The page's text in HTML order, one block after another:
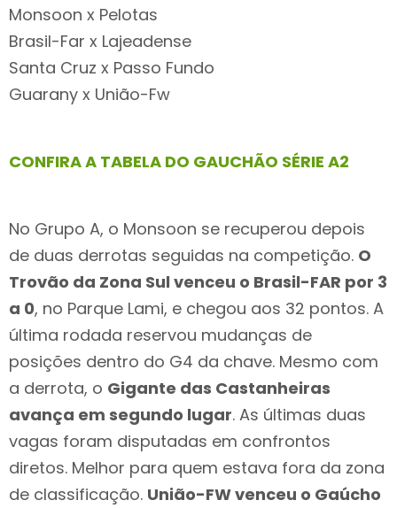
Monsoon x Pelotas
Brasil-Far x Lajeadense
Santa Cruz x Passo Fundo
Guarany x União-Fw
CONFIRA A TABELA DO GAUCHÃO SÉRIE A2
No Grupo A, o Monsoon se recuperou depois
de duas derrotas seguidas na competição. O
Trovão da Zona Sul venceu o Brasil-FAR por 3
a 0, no Parque Lami, e chegou aos 32 pontos. A
última rodada reservou mudanças de
posições dentro do G4 da chave. Mesmo com
a derrota, o Gigante das Castanheiras
avança em segundo lugar. As últimas duas
vagas foram disputadas em confrontos
diretos. Melhor para quem estava fora da zona
de classificação. União-FW venceu o Gaúcho